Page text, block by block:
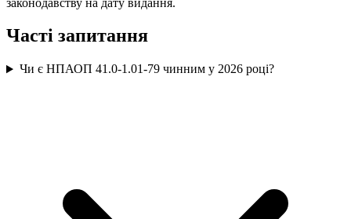
Часті запитання
Чи є НПАОП 41.0-1.01-79 чинним у 2026 році?